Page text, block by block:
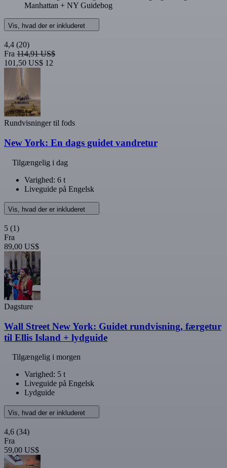
Manhattan + NY Guidebog
Vis, hvad der er inkluderet
4,4 (20)
Fra 114,91 US$
101,50 US$ 12
Rundvisninger til fods
New York: En dags guidet vandretur
Tilgængelig i dag
Varighed: 6 t
Liveguide på Engelsk
Vis, hvad der er inkluderet
5 (1)
Fra
89,00 US$
Dagsture
Wall Street New York: Guidet rundvisning, færgetur
til Ellis Island + lydguide
Tilgængelig i morgen
Varighed: 5 t
Liveguide på Engelsk
Lydguide
Vis, hvad der er inkluderet
4,6 (34)
Fra
59,00 US$